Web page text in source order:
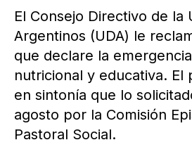
El Consejo Directivo de la
Argentinos (UDA) le
que declare la
nutricional y educativa. El
en sintonía que lo
agosto por la Comisión
Pastoral Social.